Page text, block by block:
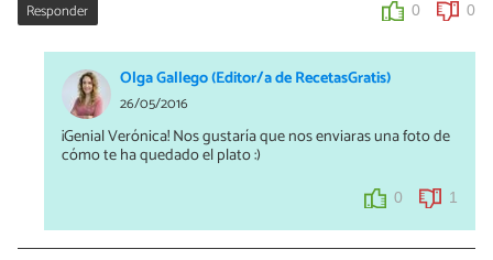
Responder 0 0
Olga Gallego (Editor/a de RecetasGratis)
26/05/2016
¡Genial Verónica! Nos gustaría que nos enviaras una foto de
cómo te ha quedado el plato :)
0 1